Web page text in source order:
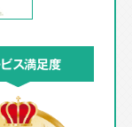
ス満足度